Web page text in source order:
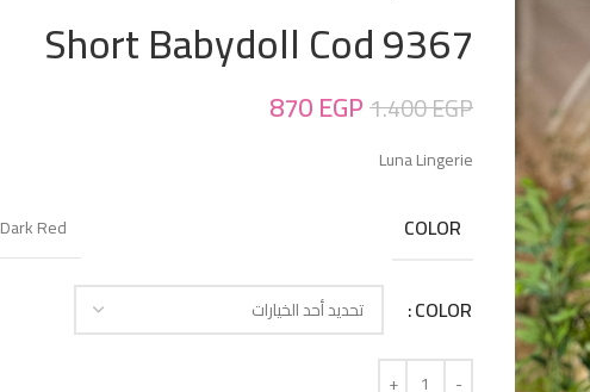
Short Babydoll Cod 9367
1.400EGP
870EGP
Luna Lingerie
COLOR
Dark Red
COLOR